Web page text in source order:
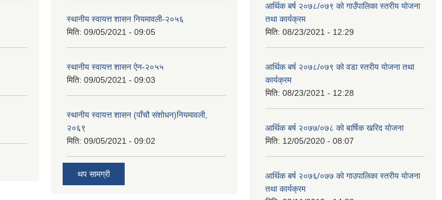
स्थानीय स्वायत्त शासन नियमावली-२०५६
मिति: 09/05/2021 - 09:05
स्थानीय स्वायत्त शासन ए‍ेन-२०५५
मिति: 09/05/2021 - 09:03
स्थानीय स्वायत्त शासन (पाँचौ संशोधन)नियमावली,
२०६९
मिति: 09/05/2021 - 09:02
थप सामग्री
आर्थिक बर्ष २०७८/०७९ को गाउँपालिका स्तरीय योजना
तथा कार्यक्रम
मिति: 08/23/2021 - 12:29
आर्थिक बर्ष २०७८/०७९ को वडा स्तरीय योजना तथा
कार्यक्रम
मिति: 08/23/2021 - 12:28
आर्थिक बर्ष २०७७/०७८ को बार्षिक खरिद योजना
मिति: 12/05/2020 - 08:07
आर्थिक बर्ष २०७६/०७७ को गाउपालिका स्तरीय योजना
तथा कार्यक्रम